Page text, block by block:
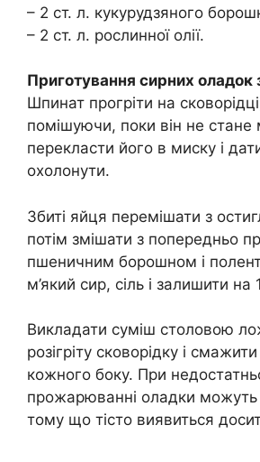
– 2 ст. л. кукурудзяного
– 2 ст. л. рослинної олії.
Приготування сирних оладок
Шпинат прогріти на
помішуючи, поки він не стане
перекласти його в миску і
охолонути.
Збиті яйця перемішати з
потім змішати з попередньо
пшеничним борошном і
м’який сир, сіль і залишити на
Викладати суміш столовою
розігріту сковорідку і
кожного боку. При
прожарюванні оладки можуть
тому що тісто виявиться